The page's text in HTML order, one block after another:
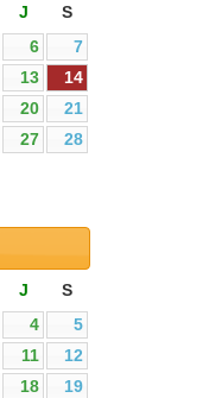
J
S
6
7
13
14
20
21
27
28
J
S
4
5
11
12
18
19